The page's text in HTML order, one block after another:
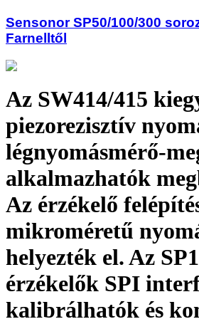
Sensonor SP50/100/300
Farnelltől
Az SW414/415
piezorezisztív
légnyomásmérő-
alkalmazhatók
Az érzékelő
mikroméretű
helyezték el. Az
érzékelők SPI
kalibrálhatók és